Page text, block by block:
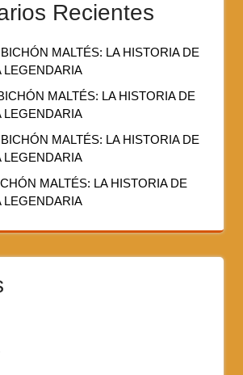
Recientes
BICHÓN MALTÉS: LA HISTORIA DE
LEGENDARIA
MALTÉS: LA HISTORIA DE
LEGENDARIA
BICHÓN MALTÉS: LA HISTORIA DE
LEGENDARIA
MALTÉS: LA HISTORIA DE
LEGENDARIA